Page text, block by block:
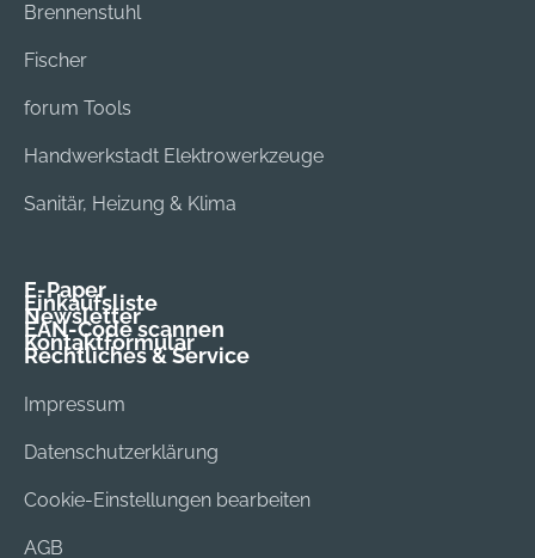
Brennenstuhl
Fischer
forum Tools
Handwerkstadt Elektrowerkzeuge
Sanitär, Heizung & Klima
E-Paper
Einkaufsliste
Newsletter
EAN-Code scannen
Kontaktformular
Rechtliches & Service
Impressum
Datenschutzerklärung
Cookie-Einstellungen bearbeiten
AGB